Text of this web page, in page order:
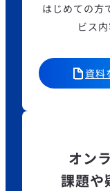
はじめての方
ビス
資料
オン
課題や